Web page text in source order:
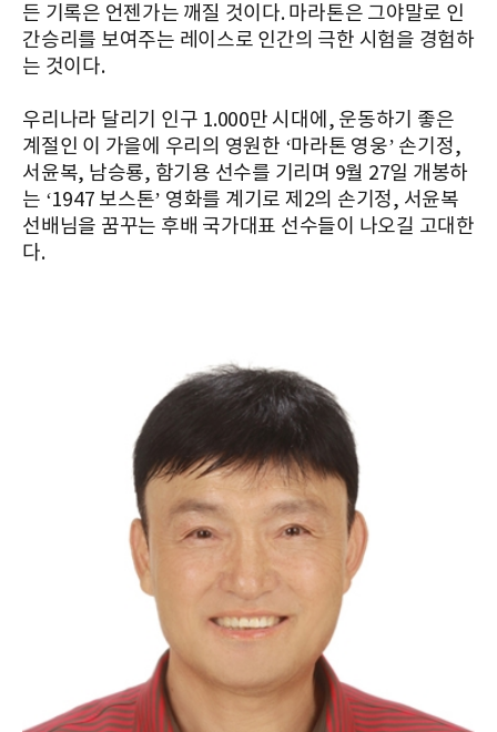
든 기록은 언젠가는 깨질 것이다. 마라톤은 그야말로 인
간승리를 보여주는 레이스로 인간의 극한 시험을 경험하
는 것이다.
우리나라 달리기 인구 1.000만 시대에, 운동하기 좋은
계절인 이 가을에 우리의 영원한 ‘마라톤 영웅’ 손기정,
서윤복, 남승룡, 함기용 선수를 기리며 9월 27일 개봉하
는 ‘1947 보스톤’ 영화를 계기로 제2의 손기정, 서윤복
선배님을 꿈꾸는 후배 국가대표 선수들이 나오길 고대한
다.